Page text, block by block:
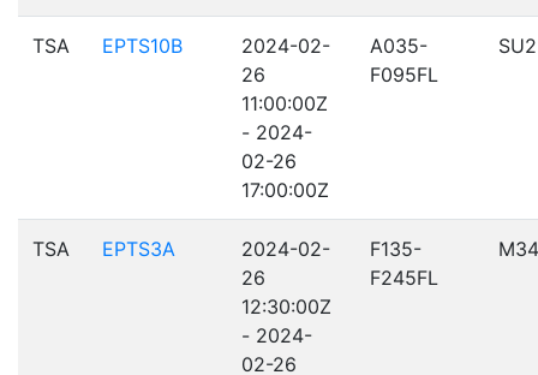
TSA EPTS10B
2024-02-
26
11:00:00Z
- 2024-
02-26
17:00:00Z
A035-
F095FL
TSA EPTS3A
2024-02-
26
12:30:00Z
- 2024-
02-26
F135-
F245FL